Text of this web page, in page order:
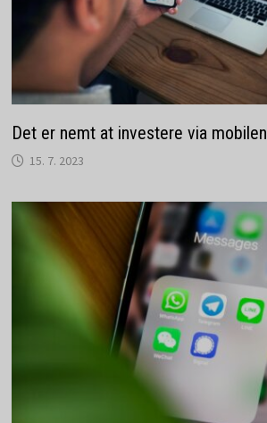
Det er nemt at investere via mobilen
15. 7. 2023